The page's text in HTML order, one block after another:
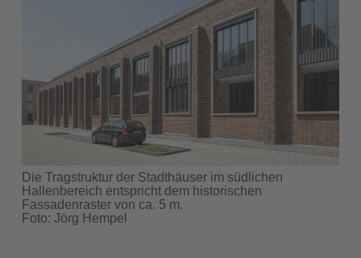
Die Tragstruktur der Stadthäuser im südlichen
Hallenbereich entspricht dem historischen
Fassadenraster von ca. 5 m.
Foto: Jörg Hempel